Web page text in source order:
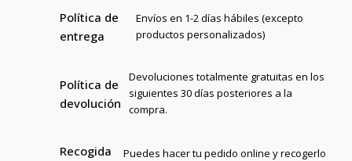
Política de
entrega
Envíos en 1-2 días hábiles (excepto
productos personalizados)
Política de
devolución
Devoluciones totalmente gratuitas en los
siguientes 30 días posteriores a la
compra.
Recogida
Puedes hacer tu pedido online y recogerlo